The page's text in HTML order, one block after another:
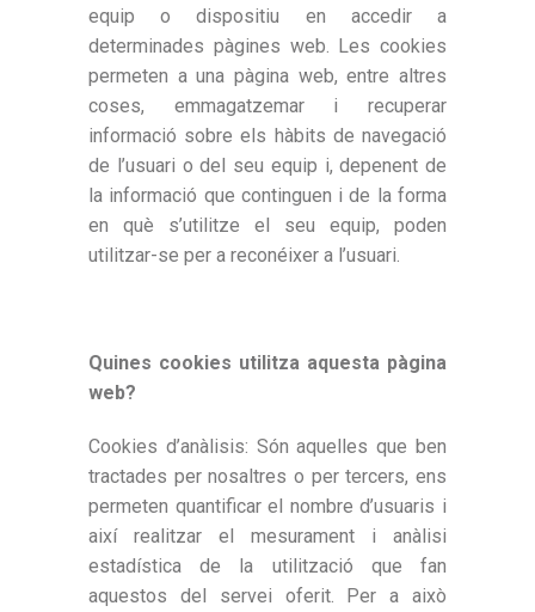
equip o dispositiu en accedir a
determinades pàgines web. Les cookies
permeten a una pàgina web, entre altres
coses, emmagatzemar i recuperar
informació sobre els hàbits de navegació
de l’usuari o del seu equip i, depenent de
la informació que continguen i de la forma
en què s’utilitze el seu equip, poden
utilitzar-se per a reconéixer a l’usuari.
Quines cookies utilitza aquesta pàgina
web?
Cookies d’anàlisis: Són aquelles que ben
tractades per nosaltres o per tercers, ens
permeten quantificar el nombre d’usuaris i
així realitzar el mesurament i anàlisi
estadística de la utilització que fan
aquestos del servei oferit. Per a això